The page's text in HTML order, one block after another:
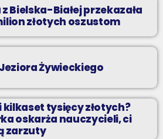
Bielska-Białej przekazała
złotych oszustom
Żywieckiego
kilkaset tysięcy złotych?
oskarża nauczycieli, ci
zarzuty